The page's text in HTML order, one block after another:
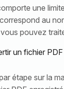
une
au
pouvez
un fichier
étape sur la